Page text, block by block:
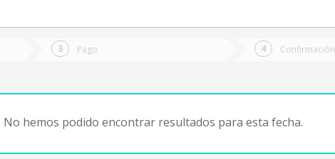
Pago Confirmación
No hemos podido encontrar resultados para esta fecha.